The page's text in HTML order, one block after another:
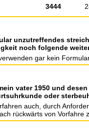
3444
unzutreffendes
noch folgende
gar kein
vater 1950 und
oder
auch, durch
rückwärts von Vorfahre